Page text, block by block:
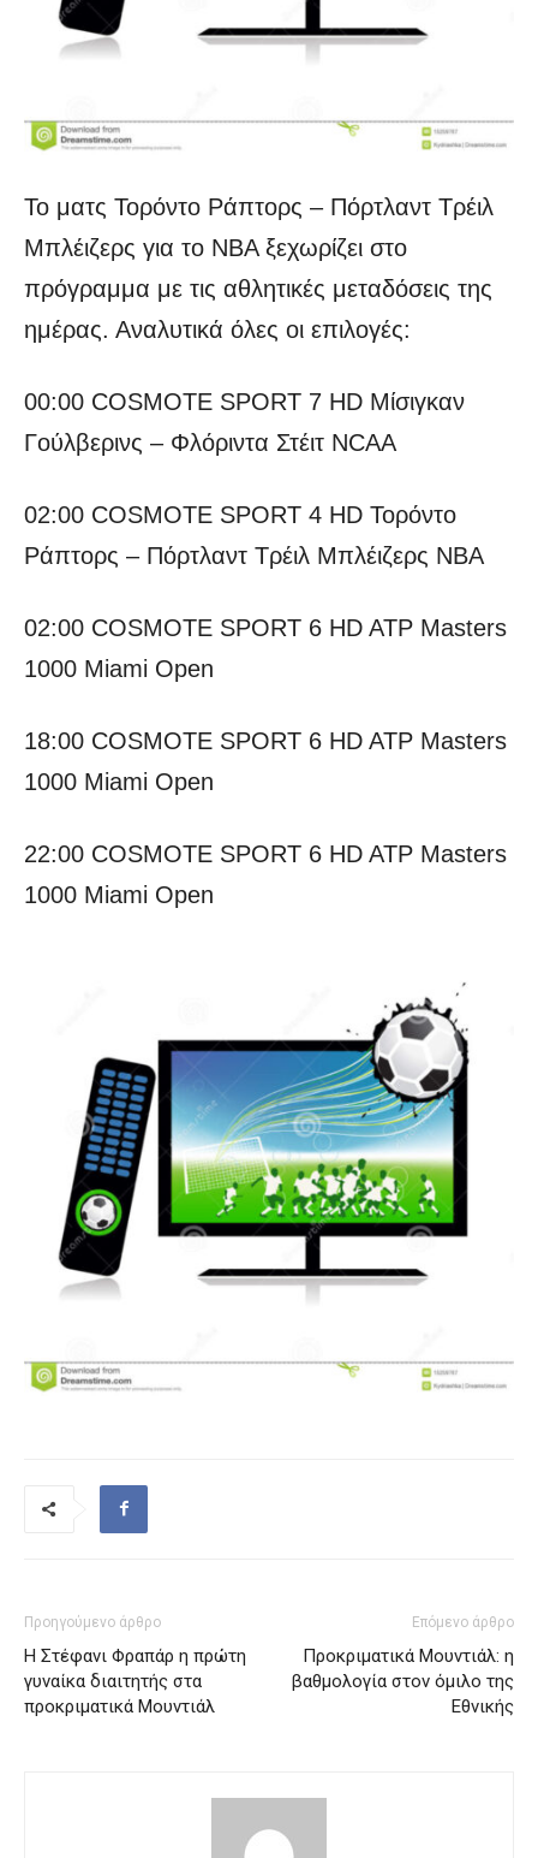
Το ματς Τορόντο Ράπτορς – Πόρτλαντ Τρέιλ
Μπλέιζερς για το ΝΒΑ ξεχωρίζει στο
πρόγραμμα με τις αθλητικές μεταδόσεις της
ημέρας. Αναλυτικά όλες οι επιλογές:
00:00 COSMOTE SPORT 7 HD Μίσιγκαν
Γούλβερινς – Φλόριντα Στέιτ NCAA
02:00 COSMOTE SPORT 4 HD Τορόντο
Ράπτορς – Πόρτλαντ Τρέιλ Μπλέιζερς NBA
02:00 COSMOTE SPORT 6 HD ATP Masters
1000 Miami Open
18:00 COSMOTE SPORT 6 HD ATP Masters
1000 Miami Open
22:00 COSMOTE SPORT 6 HD ATP Masters
1000 Miami Open
Προηγούμενο άρθρο
Η Στέφανι Φραπάρ η πρώτη
γυναίκα διαιτητής στα
προκριματικά Μουντιάλ
Επόμενο άρθρο
Προκριματικά Μουντιάλ: η
βαθμολογία στον όμιλο της
Εθνικής